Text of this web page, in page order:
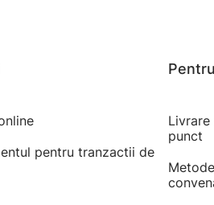
pentru tranzactii de
punct